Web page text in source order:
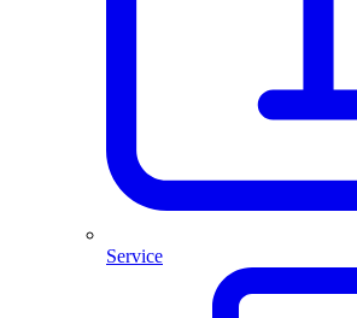
Service